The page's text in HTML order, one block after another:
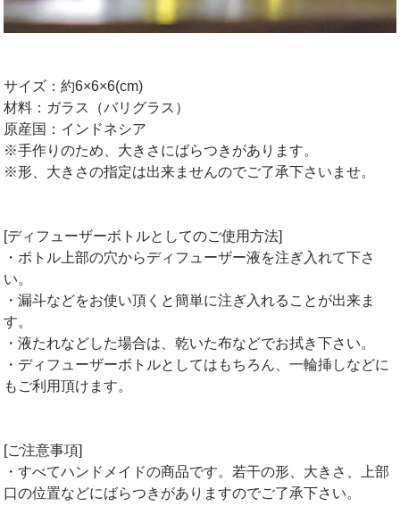
サイズ：約6×6×6(cm)
材料：ガラス（バリグラス）
原産国：インドネシア
※手作りのため、大きさにばらつきがあります。
※形、大きさの指定は出来ませんのでご了承下さいませ。
[ディフューザーボトルとしてのご使用方法]
・ボトル上部の穴からディフューザー液を注ぎ入れて下さ
い。
・漏斗などをお使い頂くと簡単に注ぎ入れることが出来ま
す。
・液たれなどした場合は、乾いた布などでお拭き下さい。
・ディフューザーボトルとしてはもちろん、一輪挿しなどに
もご利用頂けます。
[ご注意事項]
・すべてハンドメイドの商品です。若干の形、大きさ、上部
口の位置などにばらつきがありますのでご了承下さい。